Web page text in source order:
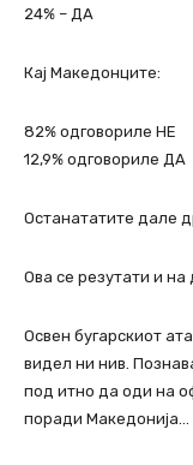
24% – ДА
Кај Македонците:
82% одговориле НЕ
12,9% одговориле ДА
Останататите дале
Ова се резутати и на
Освен бугарскиот
видел ни нив.
под итно да оди на
поради Македонија…